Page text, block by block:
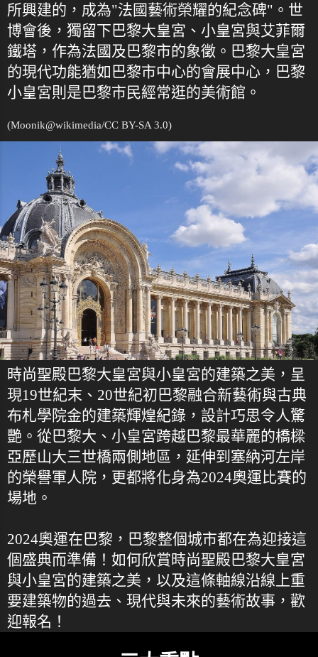
所興建的，成為"法國藝術榮耀的紀念碑"。世
博會後，獨留下巴黎大皇宮、小皇宮與艾菲爾
鐵塔，作為法國及巴黎市的象徵。巴黎大皇宮
的現代功能猶如巴黎市中心的會展中心，巴黎
小皇宮則是巴黎市民經常逛的美術館。
(Moonik@wikimedia/CC BY-SA 3.0)
時尚聖殿巴黎大皇宮與小皇宮的建築之美，呈
現19世紀末、20世紀初巴黎融合新藝術與古典
布札學院金的建築輝煌紀錄，設計巧思令人驚
艷。從巴黎大、小皇宮跨越巴黎最華麗的橋樑
亞歷山大三世橋兩側地區，延伸到塞納河左岸
的榮譽軍人院，更都將化身為2024奧運比賽的
場地。
2024奧運在巴黎，巴黎整個城市都在為迎接這
個盛典而準備！如何欣賞時尚聖殿巴黎大皇宮
與小皇宮的建築之美，以及這條軸線沿線上重
要建築物的過去、現代與未來的藝術故事，歡
迎報名！